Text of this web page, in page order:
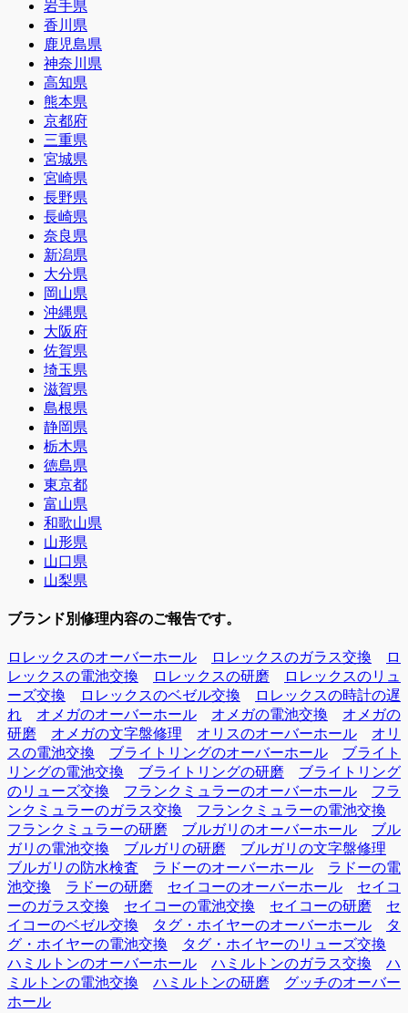
岩手県
香川県
鹿児島県
神奈川県
高知県
熊本県
京都府
三重県
宮城県
宮崎県
長野県
長崎県
奈良県
新潟県
大分県
岡山県
沖縄県
大阪府
佐賀県
埼玉県
滋賀県
島根県
静岡県
栃木県
徳島県
東京都
富山県
和歌山県
山形県
山口県
山梨県
ブランド別修理内容のご報告です。
ロレックスのオーバーホール ロレックスのガラス交換
ロ
レックスの電池交換
ロレックスの研磨
ロレックスのリュ
ーズ交換
ロレックスのベゼル交換
ロレックスの時計の遅
れ
オメガのオーバーホール オメガの電池交換
オメガの
研磨
オメガの文字盤修理 オリスのオーバーホール
オリ
スの電池交換
ブライトリングのオーバーホール
ブライト
リングの電池交換
ブライトリングの研磨
ブライトリング
のリューズ交換
フランクミュラーのオーバーホール
フラ
ンクミュラーのガラス交換
フランクミュラーの電池交換
フランクミュラーの研磨
ブルガリのオーバーホール
ブル
ガリの電池交換
ブルガリの研磨
ブルガリの文字盤修理
ブルガリの防水検査
ラドーのオーバーホール
ラドーの電
池交換
ラドーの研磨 セイコーのオーバーホール
セイコ
ーのガラス交換
セイコーの電池交換 セイコーの研磨
セ
イコーのベゼル交換
タグ・ホイヤーのオーバーホール
タ
グ・ホイヤーの電池交換
タグ・ホイヤーのリューズ交換
ハミルトンのオーバーホール
ハミルトンのガラス交換
ハ
ミルトンの電池交換
ハミルトンの研磨
グッチのオーバー
ホール